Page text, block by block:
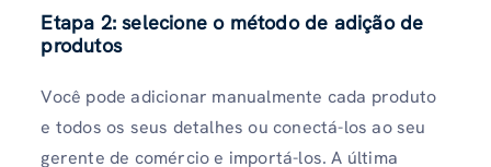
Etapa 2: selecione o método de adição de
produtos
Você pode adicionar manualmente cada produto
e todos os seus detalhes ou conectá-los ao seu
gerente de comércio e importá-los. A última